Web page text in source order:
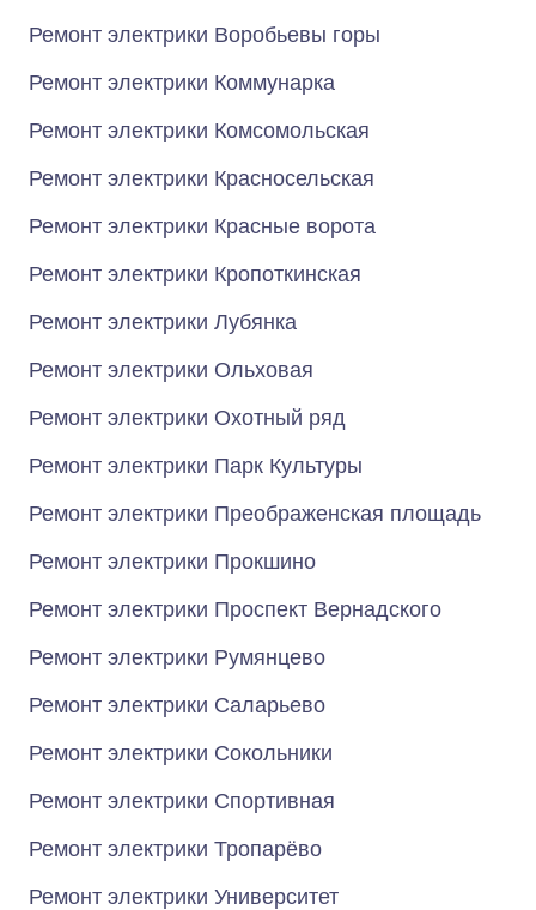
Ремонт электрики Воробьевы горы
Ремонт электрики Коммунарка
Ремонт электрики Комсомольская
Ремонт электрики Красносельская
Ремонт электрики Красные ворота
Ремонт электрики Кропоткинская
Ремонт электрики Лубянка
Ремонт электрики Ольховая
Ремонт электрики Охотный ряд
Ремонт электрики Парк Культуры
Ремонт электрики Преображенская площадь
Ремонт электрики Прокшино
Ремонт электрики Проспект Вернадского
Ремонт электрики Румянцево
Ремонт электрики Саларьево
Ремонт электрики Сокольники
Ремонт электрики Спортивная
Ремонт электрики Тропарёво
Ремонт электрики Университет